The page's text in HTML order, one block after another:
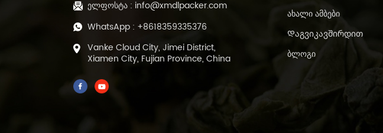
ელფოსტა : info@xmdlpacker.com
WhatsApp : +8618359335376
Vanke Cloud City, Jimei District,
Xiamen City, Fujian Province, China
Ახალი Ამბები
Დაგვიკავშირდით
Ბლოგი